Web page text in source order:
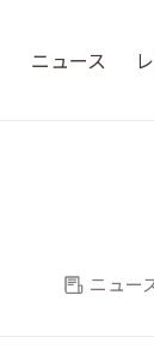
ニュース
ニュー